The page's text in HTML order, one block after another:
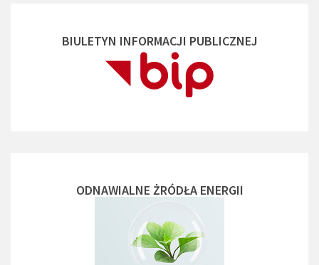
BIULETYN INFORMACJI PUBLICZNEJ
ODNAWIALNE ŻRÓDŁA ENERGII